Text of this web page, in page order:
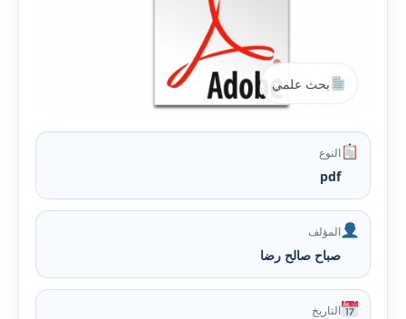
بحث علمي
النوع
pdf
المؤلف
صباح صالح رضا
التاريخ